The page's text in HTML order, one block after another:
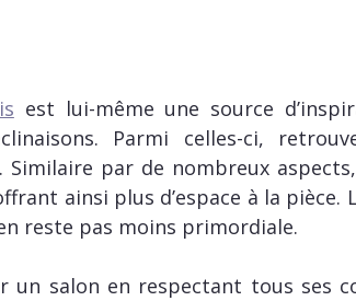
est lui-même une source
Parmi celles-ci,
Similaire par de nombreux
ainsi plus d’espace à la pièce.
reste pas moins primordiale.
salon en respectant tous ses